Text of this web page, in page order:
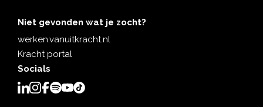
Niet gevonden wat je zocht?
werken.vanuitkracht.nl
Kracht portal
Socials